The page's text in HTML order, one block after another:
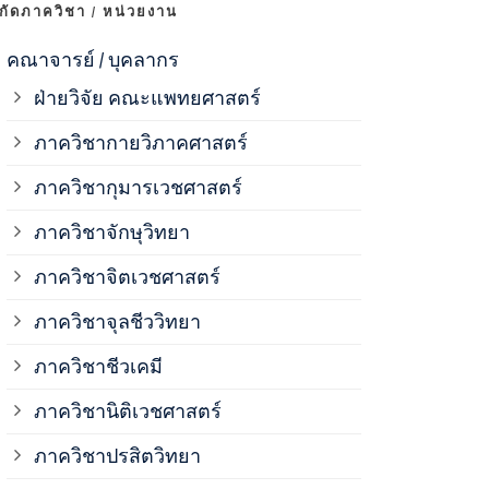
ดภาควิชา / หน่วยงาน
คณาจารย์ / บุคลากร
ฝ่ายวิจัย คณะแพทยศาสตร์
ภาควิชากายวิภาคศาสตร์
ภาควิชากุมารเวชศาสตร์
ภาควิชาจักษุวิทยา
ภาควิชาจิตเวชศาสตร์
ภาควิชาจุลชีววิทยา
ภาควิชาชีวเคมี
ภาควิชานิติเวชศาสตร์
ภาควิชาปรสิตวิทยา